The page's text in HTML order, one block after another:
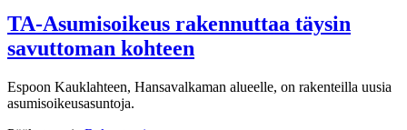
TA-Asumisoikeus rakennuttaa täysin
savuttoman kohteen
Espoon Kauklahteen, Hansavalkaman alueelle, on rakenteilla uusia
asumisoikeusasuntoja.